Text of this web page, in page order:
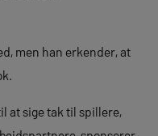
men han erkender, at
at sige tak til spillere,